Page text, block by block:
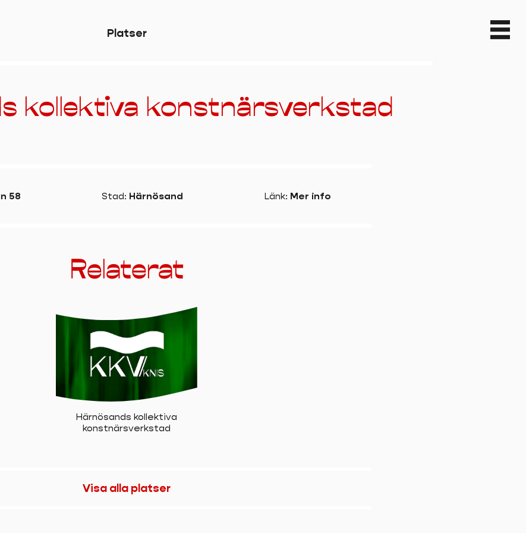
Platser
kollektiva konstnärsverkstad
58 Stad: Härnösand Länk: Mer info
Relaterat
Härnösands kollektiva
konstnärsverkstad
Visa alla platser